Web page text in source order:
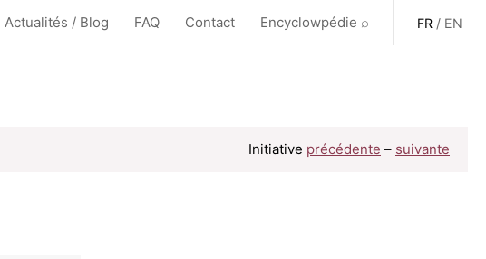
Actualités / Blog FAQ Contact Encyclowpédie ⌕ FR / EN
Initiative précédente – suivante